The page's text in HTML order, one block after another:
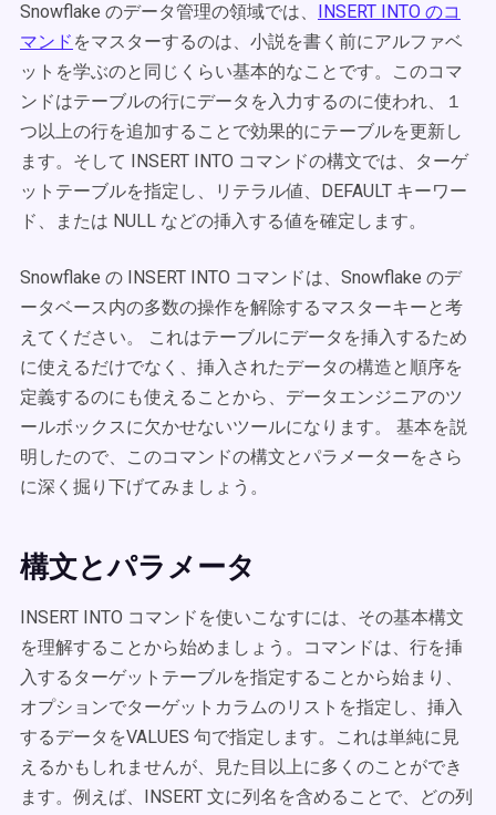
Snowflake のデータ管理の領域では、 INSERT INTO のコ
マンド をマスターするのは、小説を書く前にアルファベ
ットを学ぶのと同じくらい基本的なことです。このコマ
ンドはテーブルの行にデータを入力するのに使われ、１
つ以上の行を追加することで効果的にテーブルを更新し
ます。そして INSERT INTO コマンドの構文では、ターゲ
ットテーブルを指定し、リテラル値、DEFAULT キーワー
ド、または NULL などの挿入する値を確定します。
Snowflake の INSERT INTO コマンドは、Snowflake のデ
ータベース内の多数の操作を解除するマスターキーと考
えてください。 これはテーブルにデータを挿入するため
に使えるだけでなく、挿入されたデータの構造と順序を
定義するのにも使えることから、データエンジニアのツ
ールボックスに欠かせないツールになります。 基本を説
明したので、このコマンドの構文とパラメーターをさら
に深く掘り下げてみましょう。
構文とパラメータ
INSERT INTO コマンドを使いこなすには、その基本構文
を理解することから始めましょう。コマンドは、行を挿
入するターゲットテーブルを指定することから始まり、
オプションでターゲットカラムのリストを指定し、挿入
するデータをVALUES 句で指定します。これは単純に見
えるかもしれませんが、見た目以上に多くのことができ
ます。例えば、INSERT 文に列名を含めることで、どの列